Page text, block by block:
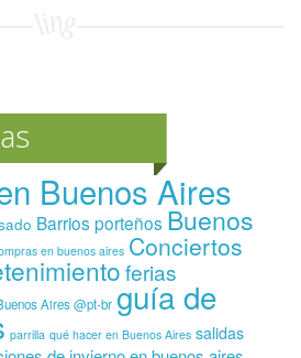
Buenos Aires
Barrios porteños Buenos
en buenos aires Conciertos
ferias
Aires @pt-br guía de
parrilla qué hacer en Buenos Aires salidas